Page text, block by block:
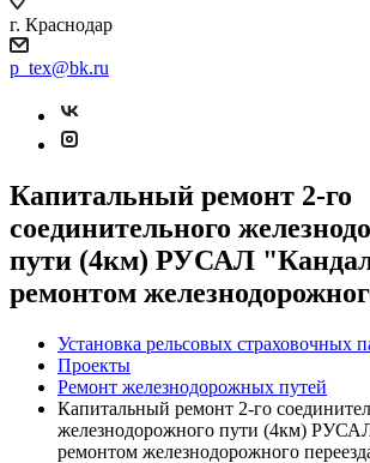
г. Краснодар
p_tex@bk.ru
Капитальный ремонт 2-го
соединительного
пути (4км) РУСАЛ
ремонтом
Установка рельсовых страховочных
Проекты
Ремонт железнодорожных путей
Капитальный ремонт 2-го
железнодорожного пути (4км)
ремонтом железнодорожного